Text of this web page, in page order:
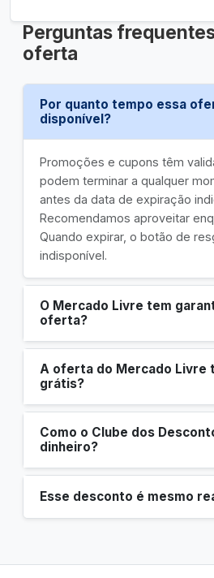
Perguntas
oferta
Por quanto tempo essa
disponível?
Promoções e cupons têm
podem terminar a qualquer
antes da data de expiração
Recomendamos aproveitar
Quando expirar, o botão de
indisponível.
O Mercado Livre tem
oferta?
A oferta do Mercado Livre
grátis?
Como o Clube dos
dinheiro?
Esse desconto é mesmo